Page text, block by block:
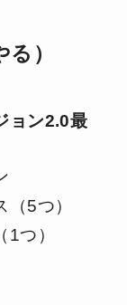
）
ョン2.0最
5つ）
つ）